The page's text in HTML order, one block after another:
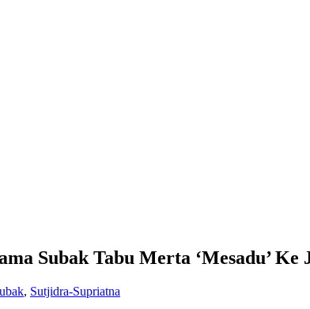
Subak Tabu Merta ‘Mesadu’ Ke
, Sutjidra-Supriatna